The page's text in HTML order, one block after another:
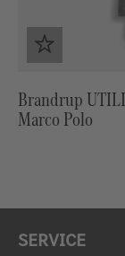
Brandrup
Marco Polo
SERVICE